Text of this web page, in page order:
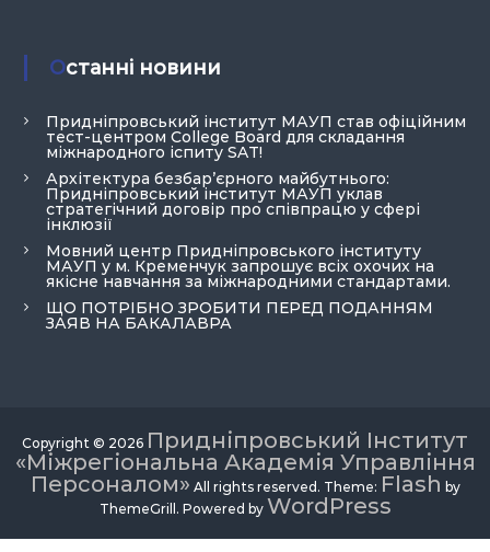
Останні новини
Придніпровський інститут МАУП став офіційним
тест-центром College Board для складання
міжнародного іспиту SAT!
Архітектура безбар’єрного майбутнього:
Придніпровський інститут МАУП уклав
стратегічний договір про співпрацю у сфері
інклюзії
Мовний центр Придніпровського інституту
МАУП у м. Кременчук запрошує всіх охочих на
якісне навчання за міжнародними стандартами.
ЩО ПОТРІБНО ЗРОБИТИ ПЕРЕД ПОДАННЯМ
ЗАЯВ НА БАКАЛАВРА
Copyright © 2026 Придніпровський Інститут
«Міжрегіональна Академія Управління
Персоналом» All rights reserved. Theme: Flash by
ThemeGrill. Powered by WordPress